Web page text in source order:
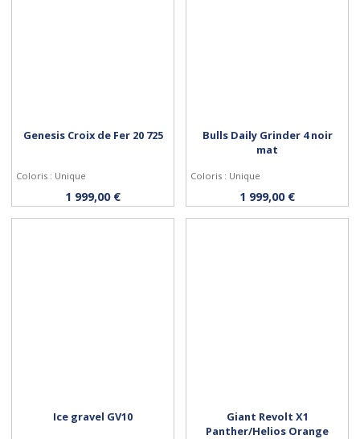
Personnaliser
Genesis Croix de Fer 20 725
Coloris : Unique
1 999,00 € Personnaliser
Bulls Daily Grinder 4 noir
mat
Coloris : Unique
1 999,00 €
Ice gravel GV10
Giant Revolt X1
Panther/Helios Orange